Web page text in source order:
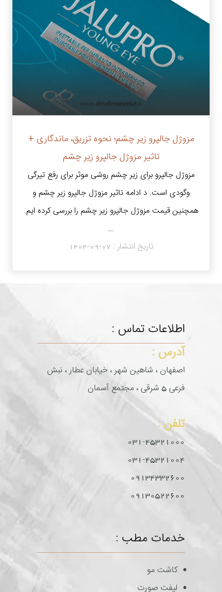
مزوژل جالپرو زیر چشم؛ نحوه تزریق، ماندگاری +
تاثیر مزوژل جالپرو زیر چشم
مزوژل جالپرو برای زیر چشم روشی موثر برای رفع تیرگی
وگودی است. د ادامه تاثیر مزوژل جالپرو زیر چشم و
همچنین قیمت مزوژل جالپرو زیر چشم را بررسی کرده ایم.
...
تاریخ انتشار :1404-09-07
اطلاعات تماس :
آدرس :
اصفهان ، شاهین شهر ، خیابان عطار ، نبش
فرعی 5 شرقی ، مجتمع آسمان
تلفن :
031-45321000
031-45321004
09134332600
09130522600
خدمات مطب :
کاشت مو
لیفت صورت